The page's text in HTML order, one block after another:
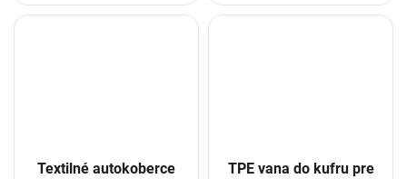
Textilné autokoberce
TPE vana do kufru pre